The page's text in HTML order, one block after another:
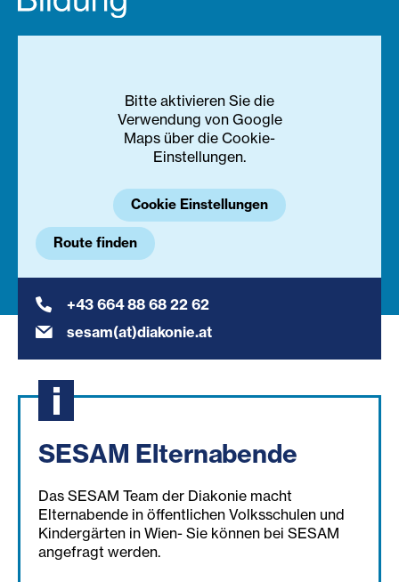
Bitte aktivieren Sie die
Verwendung von Google
Maps über die Cookie-
Einstellungen.
Cookie Einstellungen
Route finden
+43 664 88 68 22 62
sesam(at)diakonie.at
SESAM Elternabende
Das SESAM Team der Diakonie macht
Elternabende in öffentlichen Volksschulen und
Kindergärten in Wien- Sie können bei SESAM
angefragt werden.